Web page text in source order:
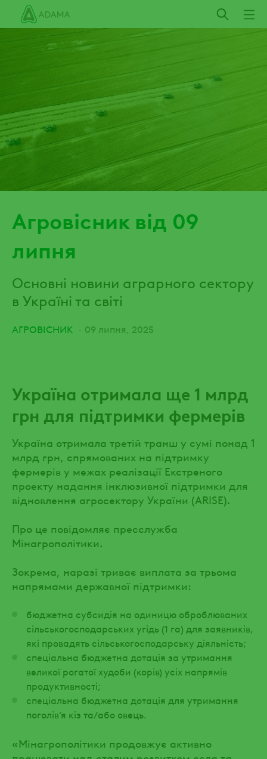
Пропустити
Агровісник від 09
липня
Основні новини аграрного сектору
в Україні та світі
АГРОВІСНИК 09 липня, 2025
Україна отримала ще 1 млрд
грн для підтримки фермерів
Україна отримала третій транш у сумі понад 1
млрд грн, спрямованих на підтримку
фермерів у межах реалізації Екстреного
проекту надання інклюзивної підтримки для
відновлення агросектору України (ARISE).
Про це повідомляє пресслужба
Мінагрополітики.
Зокрема, наразі триває виплата за трьома
напрямами державної підтримки:
бюджетна субсидія на одиницю оброблюваних
сільськогосподарських угідь (1 га) для заявників,
які провадять сільськогосподарську діяльність;
спеціальна бюджетна дотація за утримання
великої рогатої худоби (корів) усіх напрямів
продуктивності;
спеціальна бюджетна дотація для утримання
поголів’я кіз та/або овець.
«Мінагрополітики продовжує активно